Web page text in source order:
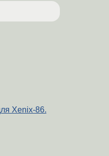
Xenix-86.